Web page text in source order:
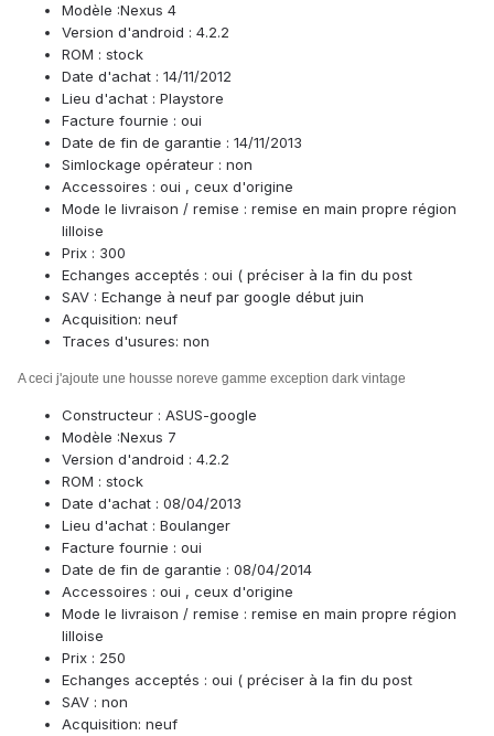
Modèle :Nexus 4
Version d'android : 4.2.2
ROM : stock
Date d'achat : 14/11/2012
Lieu d'achat : Playstore
Facture fournie : oui
Date de fin de garantie : 14/11/2013
Simlockage opérateur : non
Accessoires : oui , ceux d'origine
Mode le livraison / remise : remise en main propre région
lilloise
Prix : 300
Echanges acceptés : oui ( préciser à la fin du post
SAV : Echange à neuf par google début juin
Acquisition: neuf
Traces d'usures: non
A ceci j'ajoute une housse noreve gamme exception dark vintage
Constructeur : ASUS-google
Modèle :Nexus 7
Version d'android : 4.2.2
ROM : stock
Date d'achat : 08/04/2013
Lieu d'achat : Boulanger
Facture fournie : oui
Date de fin de garantie : 08/04/2014
Accessoires : oui , ceux d'origine
Mode le livraison / remise : remise en main propre région
lilloise
Prix : 250
Echanges acceptés : oui ( préciser à la fin du post
SAV : non
Acquisition: neuf